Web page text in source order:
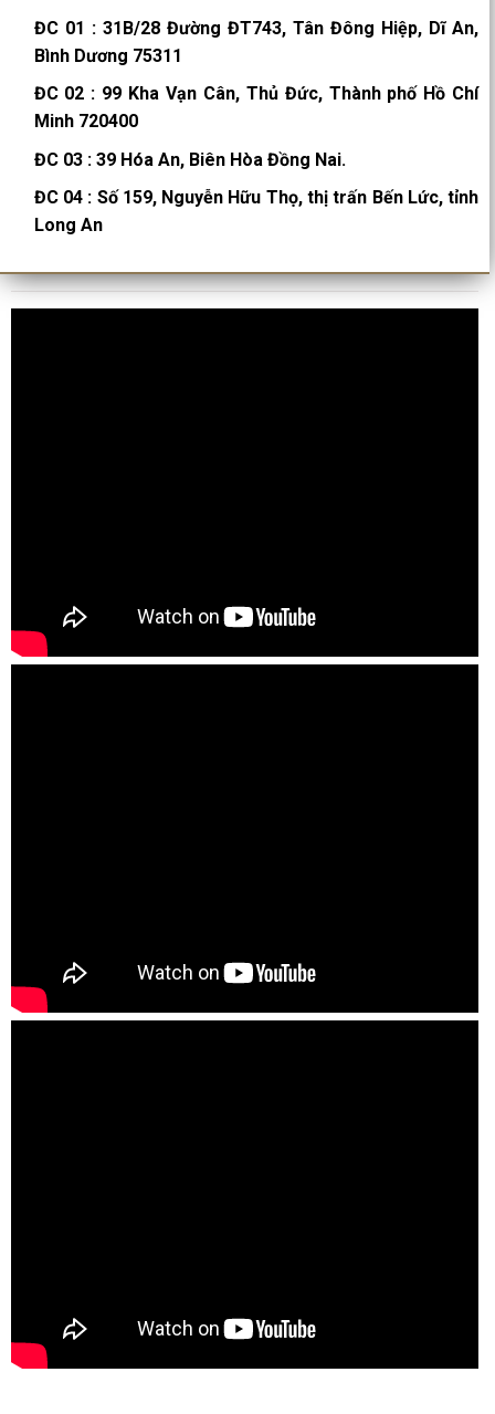
ĐC 01 :31B/28 Đường ĐT743, Tân Đông Hiệp, Dĩ An,
Bình Dương 75311
ĐC 02 : 99 Kha Vạn Cân, Thủ Đức, Thành phố Hồ Chí
Minh 720400
ĐC 03 :39 Hóa An, Biên Hòa Đồng Nai.
ĐC 04 : Số 159, Nguyễn Hữu Thọ, thị trấn Bến Lức, tỉnh
Long An